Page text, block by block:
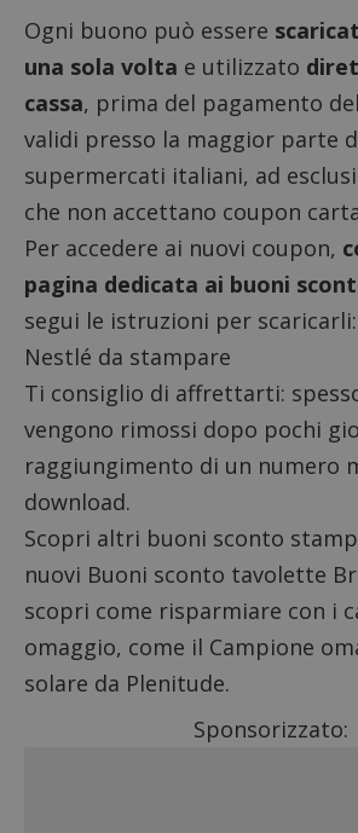
Ogni buono può essere
una sola volta e utilizzato
cassa, prima del pagamento
validi presso la maggior parte
supermercati italiani, ad
che non accettano coupon
Per accedere ai nuovi coupon,
pagina dedicata ai buoni
segui le istruzioni per scaricarli:
Nestlé da stampare
Ti consiglio di affrettarti:
vengono rimossi dopo pochi
raggiungimento di un numero
download.
Scopri altri buoni sconto
nuovi Buoni sconto tavolette
scopri come risparmiare con i
omaggio, come il Campione
solare da Plenitude.
Sponsorizzato: